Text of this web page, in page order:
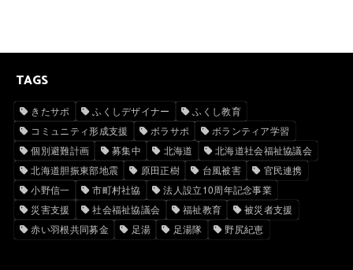
TAGS
きたサポ ふくしデザイナー
ふくし教育
コミュニティ形成支援
ボラサポ
ボランティア学習
個別避難計画
募集中 北海道
北海道社会福祉協議会
北海道胆振東部地震
原田正樹 台風被害
官民連携
小野信一
市町村社協
法人設立10周年記念事業
災害支援
社会福祉協議会 福祉教育
被災者支援
赤い羽根共同募金
足湯 足湯隊 野尻紀恵